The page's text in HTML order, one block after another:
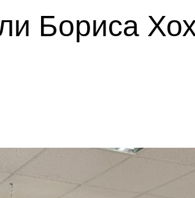
Бориса